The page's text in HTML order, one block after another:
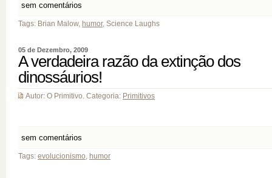
sem comentários
Tags: Brian Malow, humor, Science Laughs
05 de Dezembro, 2009
A verdadeira razão da extinção dos
dinossáurios!
Autor: O Primitivo. Categoria: Primitivos
sem comentários
Tags: evolucionismo, humor